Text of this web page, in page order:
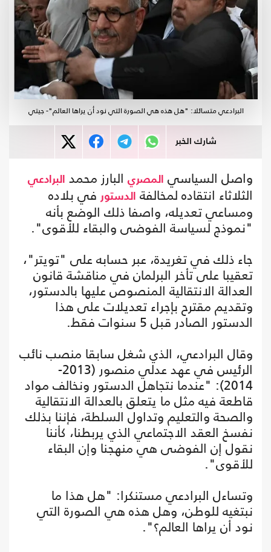
البرادعي متسائلا: "هل هذه هي الصورة التي نود أن يراها العالم"- جيتي
شارك الخبر
واصل السياسي المصري البارز محمد البرادعي
الثلاثاء انتقاده لمخالفة الدستور في بلاده
ومساعي تعديله، واصفا ذلك الوضع بأنه
"نموذج لسياسة الفوضى والبقاء للأقوى".
جاء ذلك في تغريدة، عبر حسابه على "تويتر"،
تعقيبا على تأخر البرلمان في مناقشة قانون
العدالة الانتقالية المنصوص عليها بالدستور،
وتقديم مقترح بإجراء تعديلات على هذا
الدستور الصادر قبل 5 سنوات فقط.
وقال البرادعي، الذي شغل سابقا منصب نائب
الرئيس في عهد عدلي منصور (2013-
2014): "عندما نتجاهل الدستور ونخالف مواد
قاطعة فيه مثل ما يتعلق بالعدالة الانتقالية
والصحة والتعليم وتداول السلطة، فإننا بذلك
نفسخ العقد الاجتماعي الذي يربطنا، كأننا
نقول إن الفوضى هي منهجنا وإن البقاء
للأقوى".
وتساءل البرادعي مستنكرا: "هل هذا ما
نبتغيه للوطن، وهل هذه هي الصورة التي
نود أن يراها العالم؟".